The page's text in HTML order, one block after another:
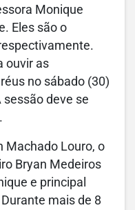
Monique
Eles são o
ouvir as
no sábado (30)
deve se
Machado Louro, o
Bryan Medeiros
e principal
mais de 8